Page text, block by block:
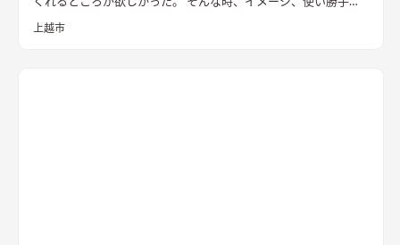
どどんどん提案していただいたことは助かりました。 人が集ま
上越市